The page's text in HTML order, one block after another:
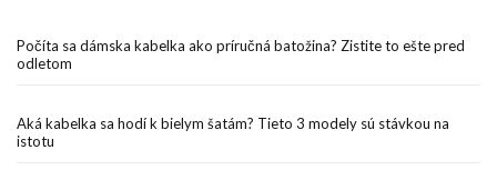
Počíta sa dámska kabelka ako príručná batožina? Zistite to ešte pred
odletom
Aká kabelka sa hodí k bielym šatám? Tieto 3 modely sú stávkou na
istotu